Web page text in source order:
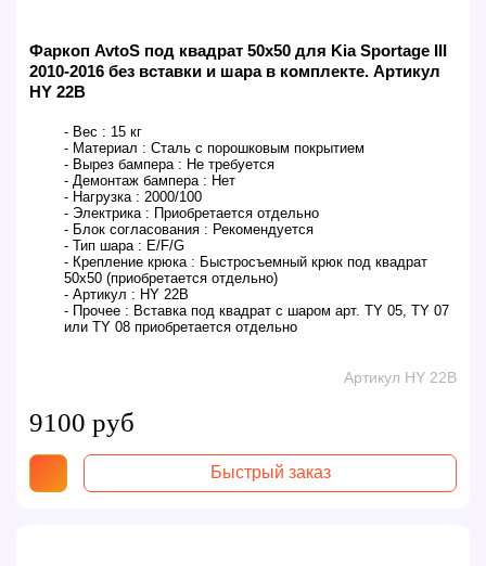
Фаркоп AvtoS под квадрат 50х50 для Kia Sportage III
2010-2016 без вставки и шара в комплекте. Артикул
HY 22B
- Вес : 15 кг
- Материал : Сталь с порошковым покрытием
- Вырез бампера : Не требуется
- Демонтаж бампера : Нет
- Нагрузка : 2000/100
- Электрика : Приобретается отдельно
- Блок согласования : Рекомендуется
- Тип шара : E/F/G
- Крепление крюка : Быстросъемный крюк под квадрат
50х50 (приобретается отдельно)
- Артикул : HY 22B
- Прочее : Вставка под квадрат с шаром арт. TY 05, TY 07
или TY 08 приобретается отдельно
Артикул HY 22B
9100 руб
Быстрый заказ